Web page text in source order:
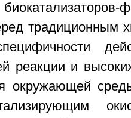
традиционным
реакции и
окружающей